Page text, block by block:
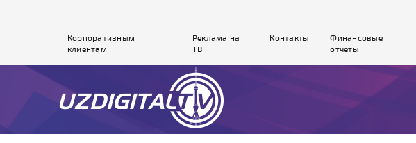
Корпоративным
клиентам
Реклама на
ТВ
Контакты
Финансовые
отчёты